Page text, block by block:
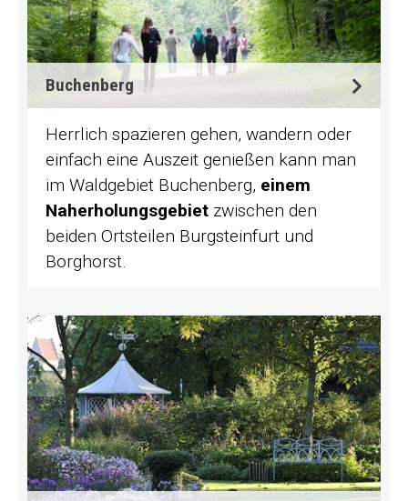
Buchenberg
Herrlich spazieren gehen, wandern oder
einfach eine Auszeit genießen kann man
im Waldgebiet Buchenberg, einem
Naherholungsgebiet zwischen den
beiden Ortsteilen Burgsteinfurt und
Borghorst.